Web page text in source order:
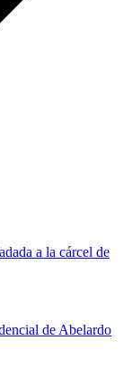
a la cárcel de
de Abelardo